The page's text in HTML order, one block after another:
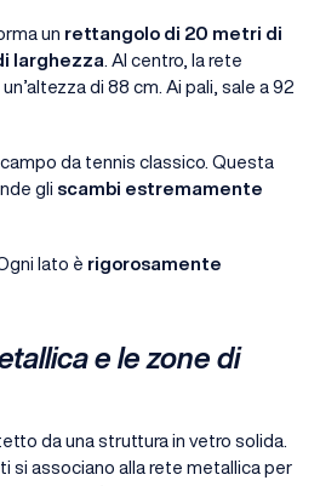
un rettangolo di 20 metri di
larghezza . Al centro, la rete
di 88 cm. Ai pali, sale a 92
da tennis classico. Questa
gli scambi estremamente
lato è rigorosamente
e le zone di
da una struttura in vetro solida.
si associano alla rete metallica per